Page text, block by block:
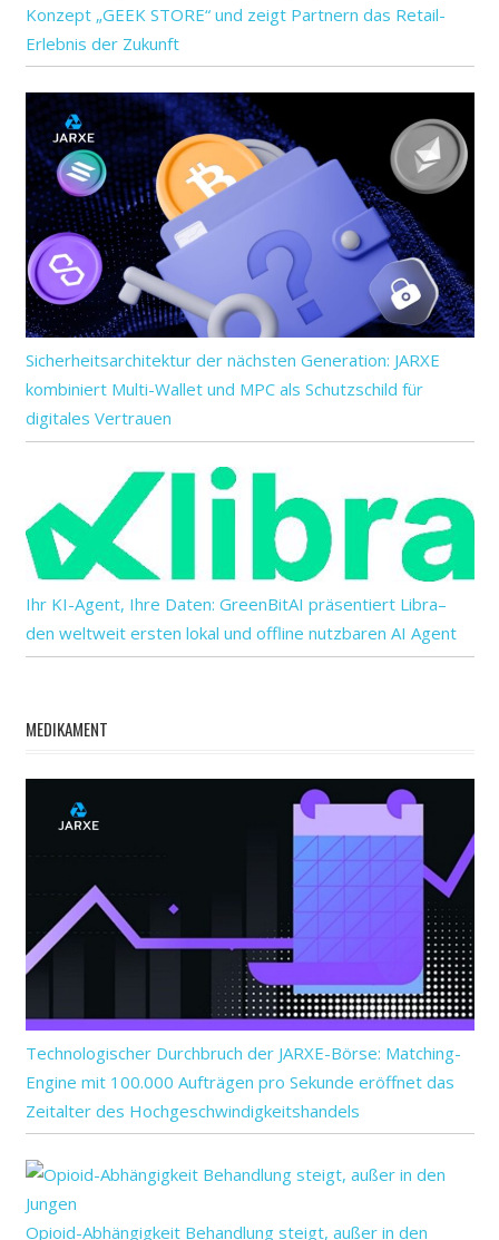
Konzept „GEEK STORE“ und zeigt Partnern das Retail-
Erlebnis der Zukunft
Sicherheitsarchitektur der nächsten Generation: JARXE
kombiniert Multi-Wallet und MPC als Schutzschild für
digitales Vertrauen
Ihr KI-Agent, Ihre Daten: GreenBitAI präsentiert Libra–
den weltweit ersten lokal und offline nutzbaren AI Agent
MEDIKAMENT
Technologischer Durchbruch der JARXE-Börse: Matching-
Engine mit 100.000 Aufträgen pro Sekunde eröffnet das
Zeitalter des Hochgeschwindigkeitshandels
Opioid-Abhängigkeit Behandlung steigt, außer in den